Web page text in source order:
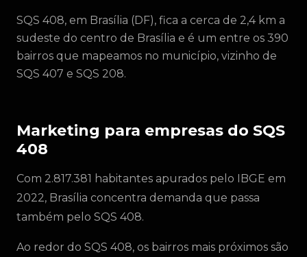
SQS 408, em Brasília (DF), fica a cerca de 2,4 km a
sudeste do centro de Brasília e é um entre os 390
bairros que mapeamos no município, vizinho de
SQS 407 e SQS 208.
Marketing para empresas do SQS
408
Com 2.817.381 habitantes apurados pelo IBGE em
2022, Brasília concentra demanda que passa
também pelo SQS 408.
Ao redor do SQS 408, os bairros mais próximos são